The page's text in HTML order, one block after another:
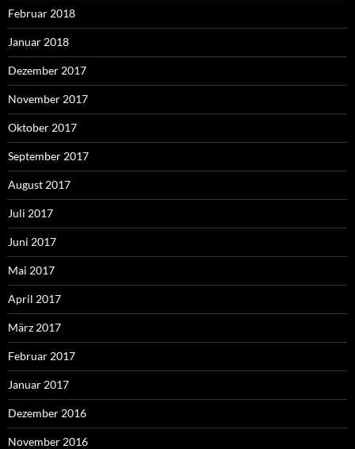
Februar 2018
Januar 2018
Dezember 2017
November 2017
Oktober 2017
September 2017
August 2017
Juli 2017
Juni 2017
Mai 2017
April 2017
März 2017
Februar 2017
Januar 2017
Dezember 2016
November 2016